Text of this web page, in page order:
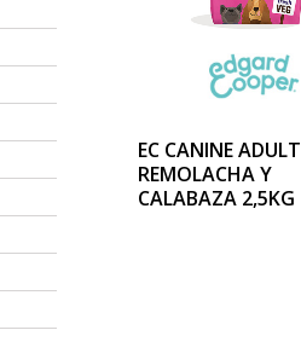
EC CANINE ADULT
REMOLACHA Y
CALABAZA 2,5KG